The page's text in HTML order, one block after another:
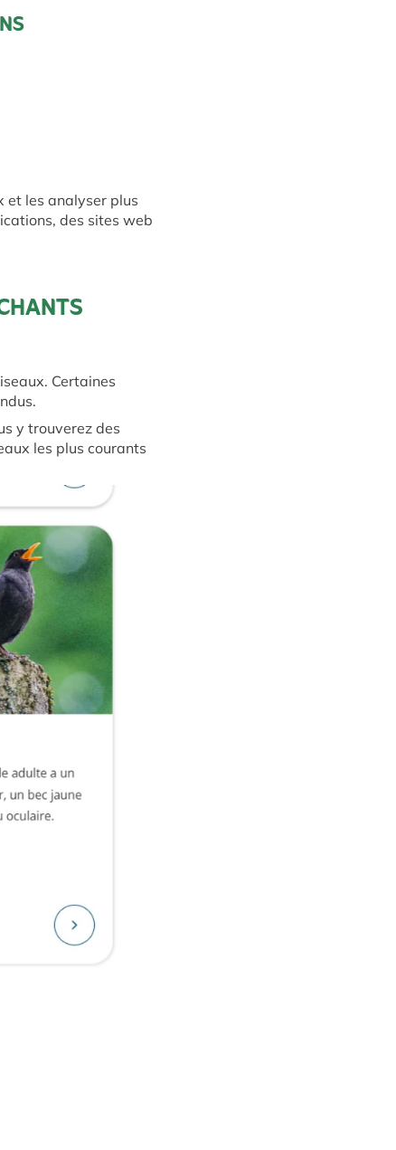
et les analyser plus
des sites web
Certaines
y trouverez des
les plus courants